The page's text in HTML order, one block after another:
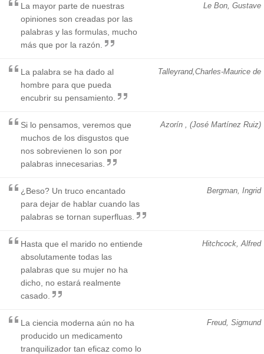
Le Bon, Gustave
La mayor parte de nuestras
opiniones son creadas por las
palabras y las formulas, mucho
más que por la razón.
Talleyrand,Charles-Maurice de
La palabra se ha dado al
hombre para que pueda
encubrir su pensamiento.
Azorín , (José Martínez Ruiz)
Si lo pensamos, veremos que
muchos de los disgustos que
nos sobrevienen lo son por
palabras innecesarias.
Bergman, Ingrid
¿Beso? Un truco encantado
para dejar de hablar cuando las
palabras se tornan superfluas.
Hitchcock, Alfred
Hasta que el marido no entiende
absolutamente todas las
palabras que su mujer no ha
dicho, no estará realmente
casado.
Freud, Sigmund
La ciencia moderna aún no ha
producido un medicamento
tranquilizador tan eficaz como lo